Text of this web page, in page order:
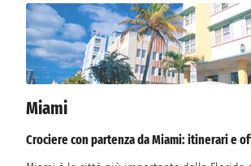
giovedì 19 novembre 2026
14:00 - n.d.
ROAD
venerdì 20 novembre 2026
13:00 - n.d.
sabato 21 novembre 2026
Miami
Crociere con partenza da Miami: itinerari e